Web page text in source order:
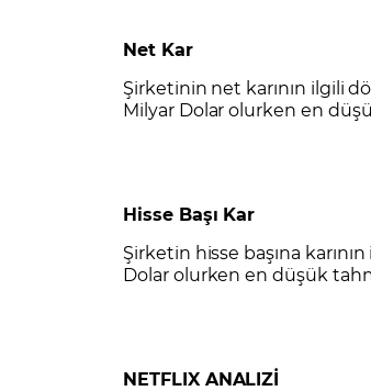
Net Kar
Şirketinin net karının ilgili
Milyar Dolar olurken en
Hisse Başı Kar
Şirketin hisse başına
Dolar olurken en düşük
NETFLIX ANALIZİ